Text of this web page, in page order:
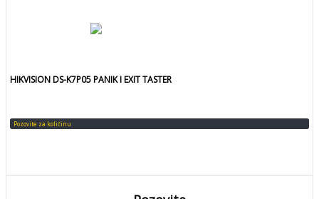
HIKVISION DS-K7P05 PANIK I EXIT TASTER
Pozovite za količinu